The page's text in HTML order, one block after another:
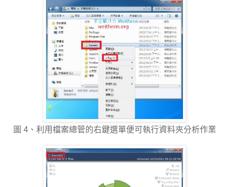
圖 4、利用檔案總管的右鍵選單便可執行資料夾分析作業